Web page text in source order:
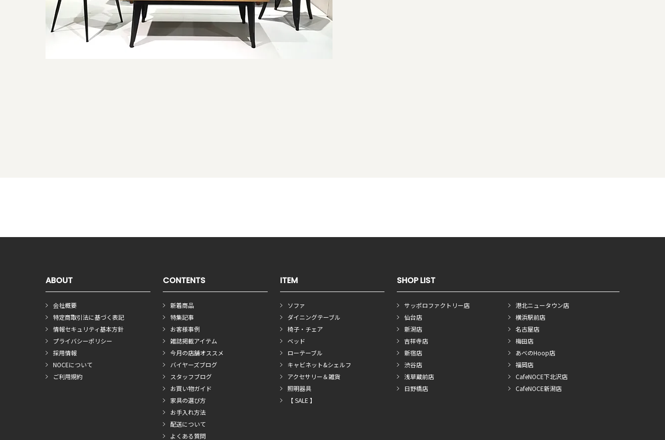
ABOUT
会社概要
特定商取引法に基づく表記
情報セキュリティ基本方針
プライバシーポリシー
採用情報
NOCEについて
ご利用規約
CONTENTS
新着商品
特集記事
お客様事例
雑誌掲載アイテム
今月の店舗オススメ
バイヤーズブログ
スタッフブログ
お買い物ガイド
家具の選び方
お手入れ方法
配送について
よくある質問
ITEM
ソファ
ダイニングテーブル
椅子・チェア
ベッド
ローテーブル
キャビネット&シェルフ
アクセサリー＆雑貨
照明器具
【 SALE 】
SHOP LIST
サッポロファクトリー店
仙台店
新潟店
吉祥寺店
新宿店
渋谷店
浅草蔵前店
日野橋店
港北ニュータウン店
横浜駅前店
名古屋店
梅田店
あべのHoop店
福岡店
CafeNOCE下北沢店
CafeNOCE新潟店